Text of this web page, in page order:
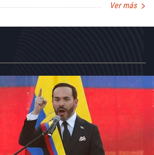
Ver más